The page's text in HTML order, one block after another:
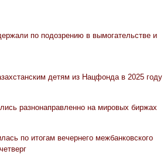
по подозрению в вымогательстве и
детям из Нацфонда в 2025 году
разнонаправленно на мировых биржах
по итогам вечернего межбанковского